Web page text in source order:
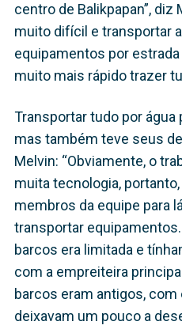
centro de Balikpapan”, diz
muito difícil e transportar
equipamentos por
muito mais rápido trazer
Transportar tudo por
mas também teve seus
Melvin: “Obviamente, o
muita tecnologia,
membros da equipe para
transportar
barcos era limitada e
com a empreiteira
barcos eram antigos, com
deixavam um pouco a